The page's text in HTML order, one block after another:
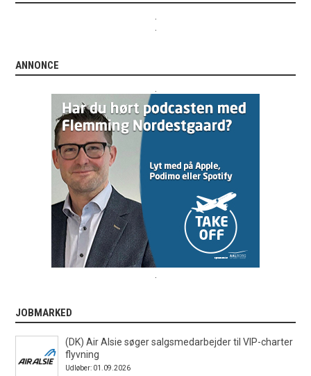
ANNONCE
JOBMARKED
(DK) Air Alsie søger salgsmedarbejder til VIP-charter
flyvning
Udløber: 01.09.2026